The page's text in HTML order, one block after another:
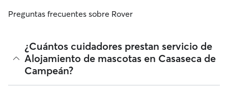
Preguntas frecuentes sobre Rover
¿Cuántos cuidadores prestan servicio de
Alojamiento de mascotas en Casaseca de
Campeán?